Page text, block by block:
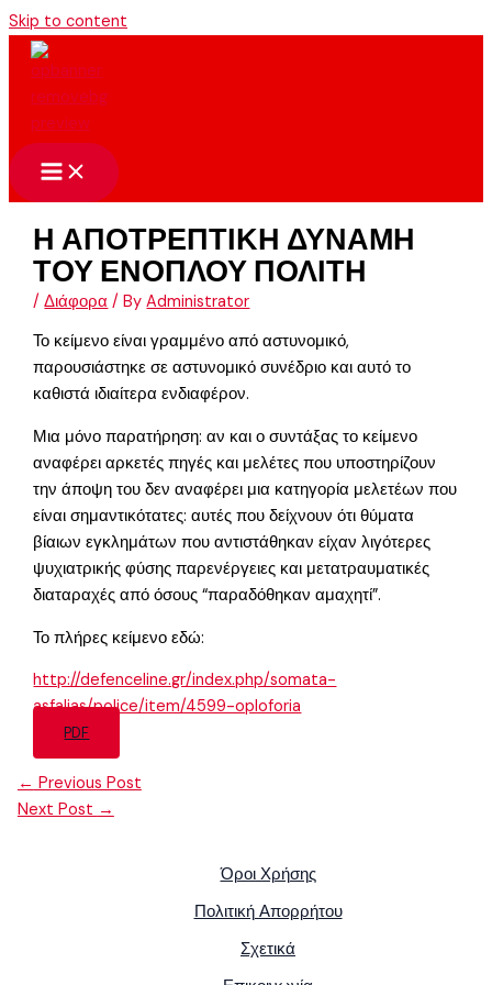
Skip to content
Η ΑΠΟΤΡΕΠΤΙΚΗ ΔΥΝΑΜΗ
ΤΟΥ ΕΝΟΠΛΟΥ ΠΟΛΙΤΗ
/Διάφορα / ByAdministrator
Το κείμενο είναι γραμμένο από αστυνομικό,
παρουσιάστηκε σε αστυνομικό συνέδριο και αυτό το
καθιστά ιδιαίτερα ενδιαφέρον.
Μια μόνο παρατήρηση: αν και ο συντάξας το κείμενο
αναφέρει αρκετές πηγές και μελέτες που υποστηρίζουν
την άποψη του δεν αναφέρει μια κατηγορία μελετέων που
είναι σημαντικότατες: αυτές που δείχνουν ότι θύματα
βίαιων εγκλημάτων που αντιστάθηκαν είχαν λιγότερες
ψυχιατρικής φύσης παρενέργειες και μετατραυματικές
διαταραχές από όσους “παραδόθηκαν αμαχητί”.
Το πλήρες κείμενο εδώ:
http://defenceline.gr/index.php/somata-
asfalias/police/item/4599-oploforia
PDF
← Previous Post
Next Post →
Όροι Χρήσης
Πολιτική Απορρήτου
Σχετικά